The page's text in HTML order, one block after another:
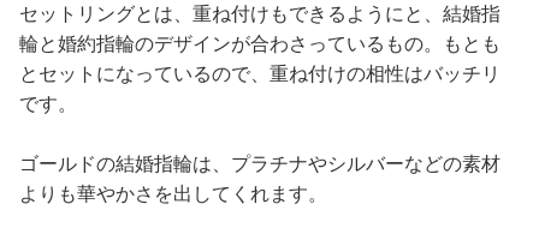
セットリングとは、重ね付けもできるようにと、結婚指
輪と婚約指輪のデザインが合わさっているもの。もとも
とセットになっているので、重ね付けの相性はバッチリ
です。
ゴールドの結婚指輪は、プラチナやシルバーなどの素材
よりも華やかさを出してくれます。